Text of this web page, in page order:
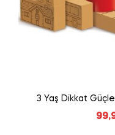
3 Yaş Dikkat